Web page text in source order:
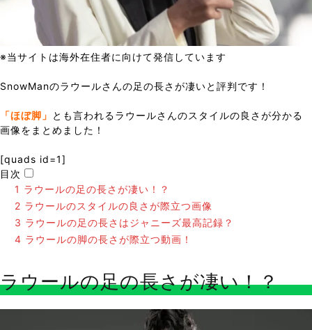
※当サイトは海外在住者に向けて発信しています
SnowManのラウールさんの足の長さが凄いと評判です！
「ほぼ脚」 とも言われるラウールさんのスタイルの良さが分かる
画像をまとめました！
[quads id=1]
目次
1 ラウールの足の長さが凄い！？
2 ラウールのスタイルの良さが際立つ画像
3 ラウールの足の長さはジャニーズ最高記録？
4 ラウールの脚の長さが際立つ動画！
ラウールの足の長さが凄い！？